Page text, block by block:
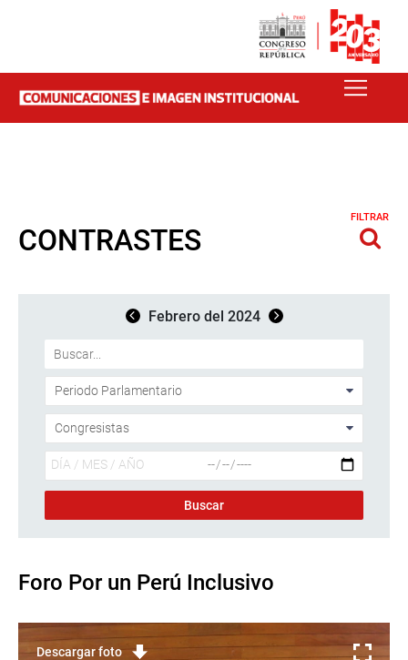
CONTRASTES
FILTRAR
Febrero del 2024
Foro Por un Perú Inclusivo
Descargar foto